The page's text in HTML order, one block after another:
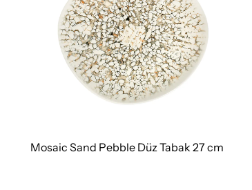
Mosaic Sand Pebble Düz Tabak 27 cm